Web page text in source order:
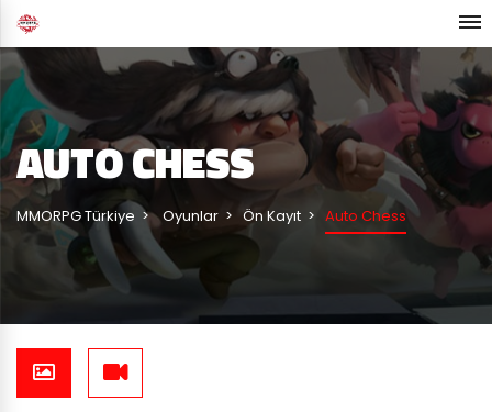
AUTO CHESS
MMORPG Türkiye Oyunlar Ön Kayıt Auto Chess